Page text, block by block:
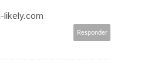
likely.com
Responder